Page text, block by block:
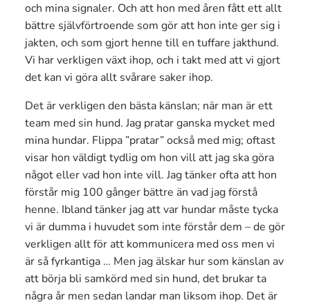
och mina signaler. Och att hon med åren fått ett allt
bättre självförtroende som gör att hon inte ger sig i
jakten, och som gjort henne till en tuffare jakthund.
Vi har verkligen växt ihop, och i takt med att vi gjort
det kan vi göra allt svårare saker ihop.
Det är verkligen den bästa känslan; när man är ett
team med sin hund. Jag pratar ganska mycket med
mina hundar. Flippa ”pratar” också med mig; oftast
visar hon väldigt tydlig om hon vill att jag ska göra
något eller vad hon inte vill. Jag tänker ofta att hon
förstår mig 100 gånger bättre än vad jag förstå
henne. Ibland tänker jag att var hundar måste tycka
vi är dumma i huvudet som inte förstår dem – de gör
verkligen allt för att kommunicera med oss men vi
är så fyrkantiga … Men jag älskar hur som känslan av
att börja bli samkörd med sin hund, det brukar ta
några år men sedan landar man liksom ihop. Det är